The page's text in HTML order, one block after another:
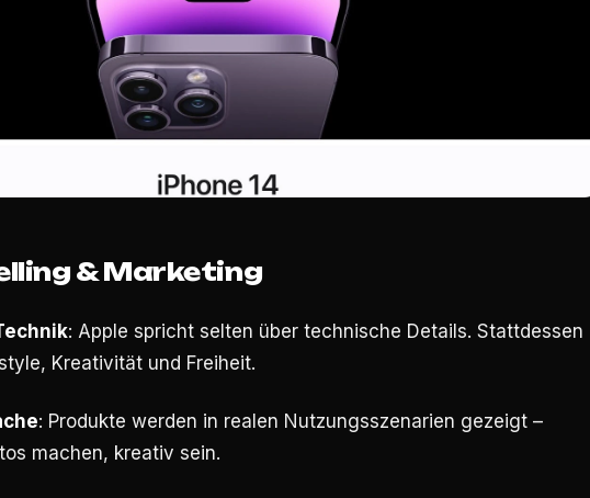
& Marketing
: Apple spricht selten über technische Details. Stattdessen
Kreativität und Freiheit.
: Produkte werden in realen Nutzungsszenarien gezeigt –
machen, kreativ sein.